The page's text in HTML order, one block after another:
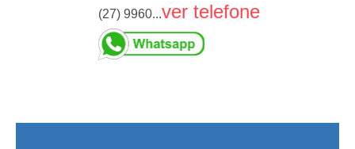
(27) 9960...ver telefone